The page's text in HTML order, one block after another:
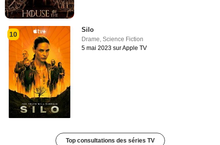
10
Silo
Drame,Science Fiction
5 mai 2023 sur Apple TV
Top consultations des séries TV